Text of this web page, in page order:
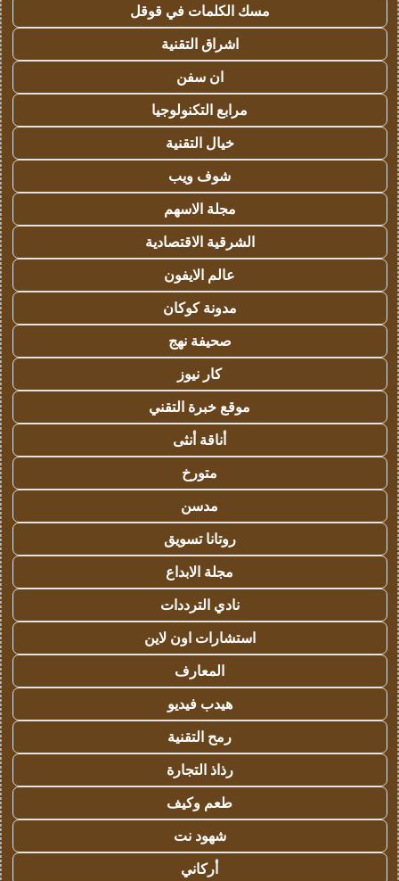
مسك الكلمات في قوقل
اشراق التقنية
ان سفن
مرابع التكنولوجيا
خيال التقنية
شوف ويب
مجلة الاسهم
الشرقية الاقتصادية
عالم الايفون
مدونة كوكان
صحيفة نهج
كار نيوز
موقع خبرة التقني
أناقة أنثى
متورخ
مدسن
روتانا تسويق
مجلة الابداع
نادي الترددات
استشارات اون لاين
المعارف
هيدب فيديو
رمح التقنية
رذاذ التجارة
طعم وكيف
شهود نت
أركاني